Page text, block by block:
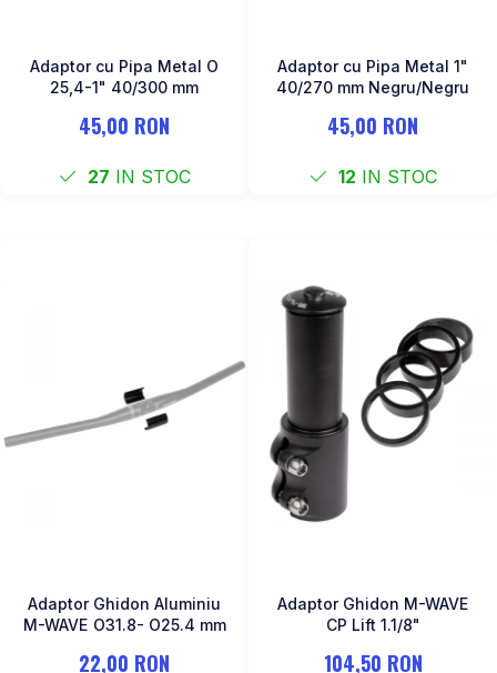
Adaptor cu Pipa Metal O
25,4-1" 40/300 mm
45,00 RON
27 IN STOC
Adaptor cu Pipa Metal 1"
40/270 mm Negru/Negru
45,00 RON
12 IN STOC
Adaptor Ghidon Aluminiu
M-WAVE O31.8- O25.4 mm
22,00 RON
Adaptor Ghidon M-WAVE
CP Lift 1.1/8"
104,50 RON